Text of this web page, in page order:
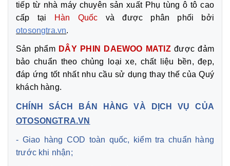
tiếp từ nhà máy chuyên sản xuất Phụ tùng ô tô cao
cấp tại
Hàn Quốc và được phân phối bởi
otosongtra.vn.
Sản phẩm DÂY PHIN DAEWOO MATIZđược đảm
bảo chuẩn theo chủng loại xe, chất liệu bền, đẹp,
đáp ứng tốt nhất nhu cầu sử dụng thay thế của Quý
khách hàng.
CHÍNH SÁCH BÁN HÀNG VÀ DỊCH VỤ CỦA
OTOSONGTRA.VN
- Giao hàng COD toàn quốc, kiểm tra chuẩn hàng
trước khi nhận;